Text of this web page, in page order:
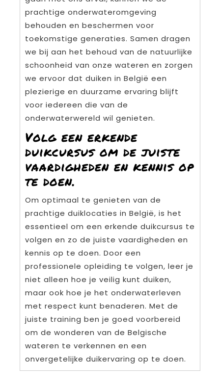
prachtige onderwateromgeving
behouden en beschermen voor
toekomstige generaties. Samen dragen
we bij aan het behoud van de natuurlijke
schoonheid van onze wateren en zorgen
we ervoor dat duiken in België een
plezierige en duurzame ervaring blijft
voor iedereen die van de
onderwaterwereld wil genieten.
Volg een erkende
duikcursus om de juiste
vaardigheden en kennis op
te doen.
Om optimaal te genieten van de
prachtige duiklocaties in België, is het
essentieel om een erkende duikcursus te
volgen en zo de juiste vaardigheden en
kennis op te doen. Door een
professionele opleiding te volgen, leer je
niet alleen hoe je veilig kunt duiken,
maar ook hoe je het onderwaterleven
met respect kunt benaderen. Met de
juiste training ben je goed voorbereid
om de wonderen van de Belgische
wateren te verkennen en een
onvergetelijke duikervaring op te doen.